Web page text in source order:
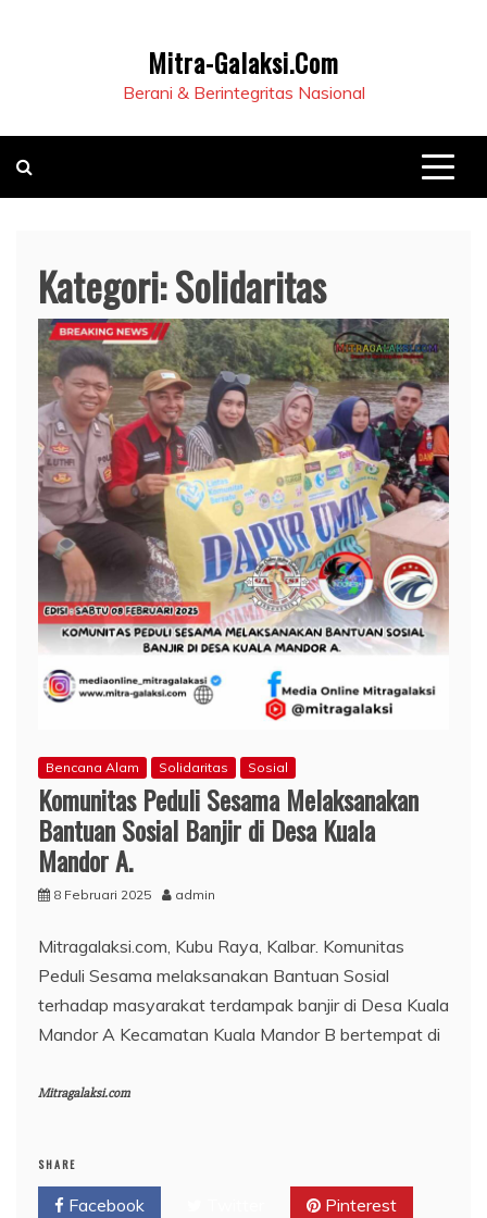
Mitra-Galaksi.Com
Berani & Berintegritas Nasional
Kategori:Solidaritas
Bencana Alam Solidaritas Sosial
Komunitas Peduli Sesama Melaksanakan
Bantuan Sosial Banjir di Desa Kuala
Mandor A.
8 Februari 2025 admin
Mitragalaksi.com, Kubu Raya, Kalbar. Komunitas
Peduli Sesama melaksanakan Bantuan Sosial
terhadap masyarakat terdampak banjir di Desa Kuala
Mandor A Kecamatan Kuala Mandor B bertempat di
Mitragalaksi.com
SHARE
Facebook Pinterest